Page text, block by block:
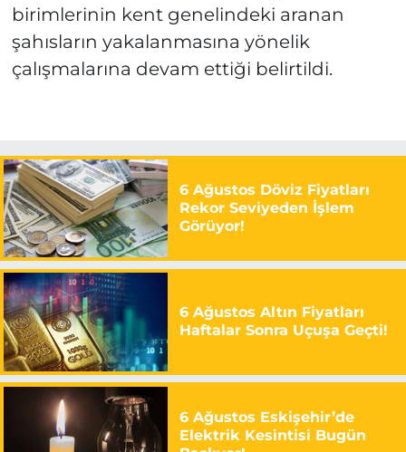
birimlerinin kent genelindeki aranan
şahısların yakalanmasına yönelik
çalışmalarına devam ettiği belirtildi.
6 Ağustos Döviz Fiyatları
Rekor Seviyeden İşlem
Görüyor!
6 Ağustos Altın Fiyatları
Haftalar Sonra Uçuşa Geçti!
6 Ağustos Eskişehir’de
Elektrik Kesintisi Bugün